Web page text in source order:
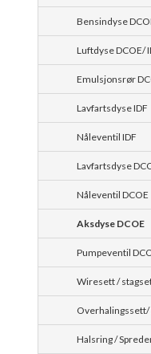
Bensindyse
Luftdyse DCOE/
Emulsjonsrør
Lavfartsdyse IDF
Nåleventil IDF
Lavfartsdyse
Nåleventil DCOE
Aksdyse DCOE
Pumpeventil
Wiresett /
Overhalingssett/
Halsring /